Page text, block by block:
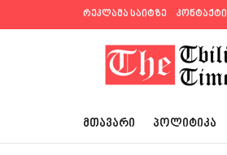
რეკლამა საიტზე კონტაქტი
ᲛᲗᲐᲕᲐᲠᲘ ᲞᲝᲚᲘᲢᲘᲙᲐ